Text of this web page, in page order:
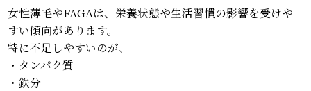
女性薄毛やFAGAは、栄養状態や生活習慣の影響を受けや
すい傾向があります。
特に不足しやすいのが、
・タンパク質
・鉄分